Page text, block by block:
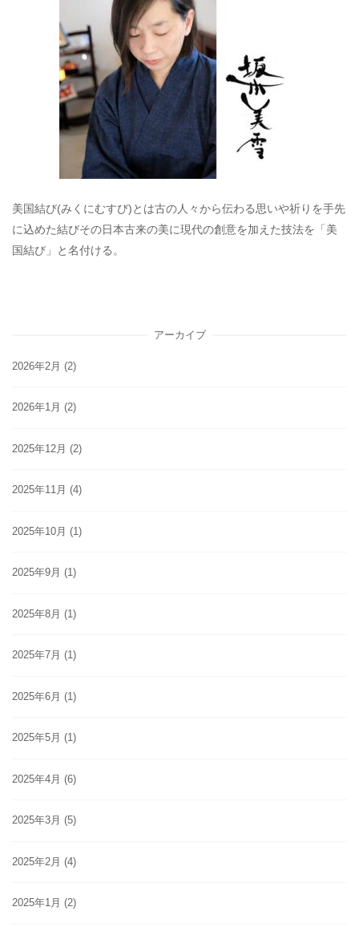
美国結び(みくにむすび)とは古の人々から伝わる思いや祈りを手先
に込めた結びその日本古来の美に現代の創意を加えた技法を「美
国結び」と名付ける。
アーカイブ
2026年2月 (2)
2026年1月 (2)
2025年12月 (2)
2025年11月 (4)
2025年10月 (1)
2025年9月 (1)
2025年8月 (1)
2025年7月 (1)
2025年6月 (1)
2025年5月 (1)
2025年4月 (6)
2025年3月 (5)
2025年2月 (4)
2025年1月 (2)